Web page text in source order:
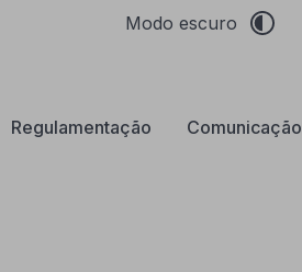
Modo escuro
Regulamentação Comunicação